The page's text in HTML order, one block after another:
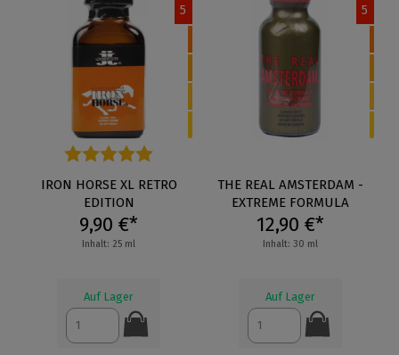
5
Durchschnittliche Bewertung von 5 von 5 Sternen
IRON HORSE XL RETRO
EDITION
9,90 €*
Inhalt: 25 ml
Auf Lager
5
THE REAL AMSTERDAM -
EXTREME FORMULA
12,90 €*
Inhalt: 30 ml
Auf Lager